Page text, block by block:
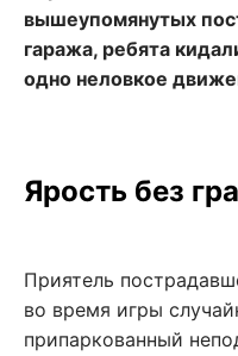
вышеупомянутых
гаража, ребята
одно неловкое
Ярость без
Приятель
во время игры
припаркованный